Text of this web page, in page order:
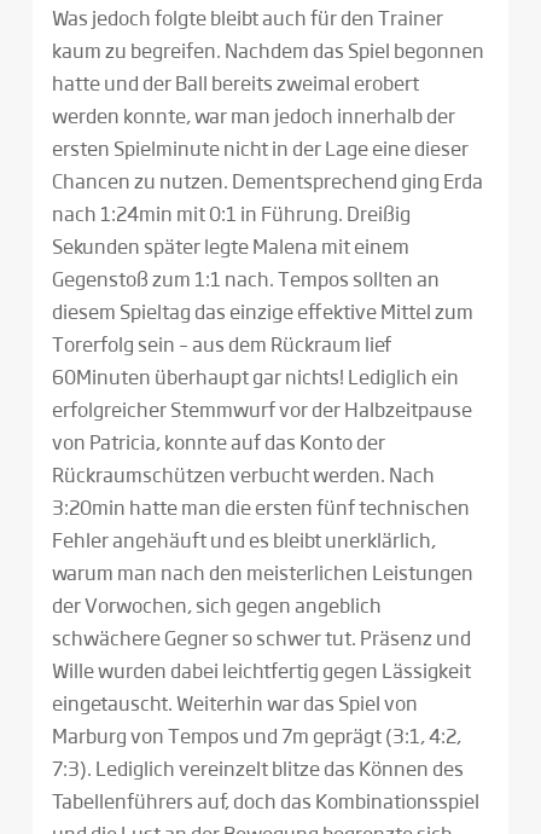
Was jedoch folgte bleibt auch für den Trainer
kaum zu begreifen. Nachdem das Spiel begonnen
hatte und der Ball bereits zweimal erobert
werden konnte, war man jedoch innerhalb der
ersten Spielminute nicht in der Lage eine dieser
Chancen zu nutzen. Dementsprechend ging Erda
nach 1:24min mit 0:1 in Führung. Dreißig
Sekunden später legte Malena mit einem
Gegenstoß zum 1:1 nach. Tempos sollten an
diesem Spieltag das einzige effektive Mittel zum
Torerfolg sein – aus dem Rückraum lief
60Minuten überhaupt gar nichts! Lediglich ein
erfolgreicher Stemmwurf vor der Halbzeitpause
von Patricia, konnte auf das Konto der
Rückraumschützen verbucht werden. Nach
3:20min hatte man die ersten fünf technischen
Fehler angehäuft und es bleibt unerklärlich,
warum man nach den meisterlichen Leistungen
der Vorwochen, sich gegen angeblich
schwächere Gegner so schwer tut. Präsenz und
Wille wurden dabei leichtfertig gegen Lässigkeit
eingetauscht. Weiterhin war das Spiel von
Marburg von Tempos und 7m geprägt (3:1, 4:2,
7:3). Lediglich vereinzelt blitze das Können des
Tabellenführers auf, doch das Kombinationsspiel